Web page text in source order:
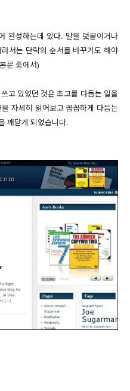
완성하는데 있다. 말을 덧붙이거나
서는 단락의 순서를 바꾸기도 해야
문 중에서)
고 있었던 것은 초고를 다듬는 일을
자세히 읽어보고 꼼꼼하게 다듬는
깨닫게 되었습니다.